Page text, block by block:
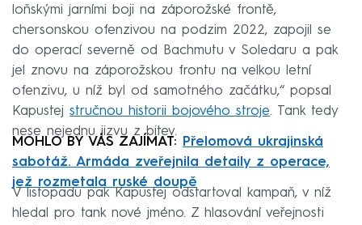
loňskými jarními boji na záporožské frontě,
chersonskou ofenzivou na podzim 2022, zapojil se
do operací severně od Bachmutu v Soledaru a pak
jel znovu na záporožskou frontu na velkou letní
ofenzivu, u níž byl od samotného začátku,“ popsal
Kapustej stručnou historii bojového stroje. Tank tedy
nese nejednu jizvu z bitev.
MOHLO BY VÁS ZAJÍMAT:
Přelomová ukrajinská
sabotáž. Armáda zveřejnila detaily z operace,
jež rozmetala ruské doupě
V listopadu pak Kapustej odstartoval kampaň, v níž
hledal pro tank nové jméno. Z hlasování veřejnosti